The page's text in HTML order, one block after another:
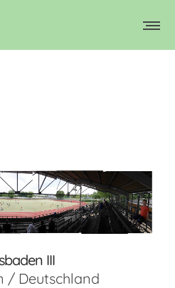
III
/ Deutschland